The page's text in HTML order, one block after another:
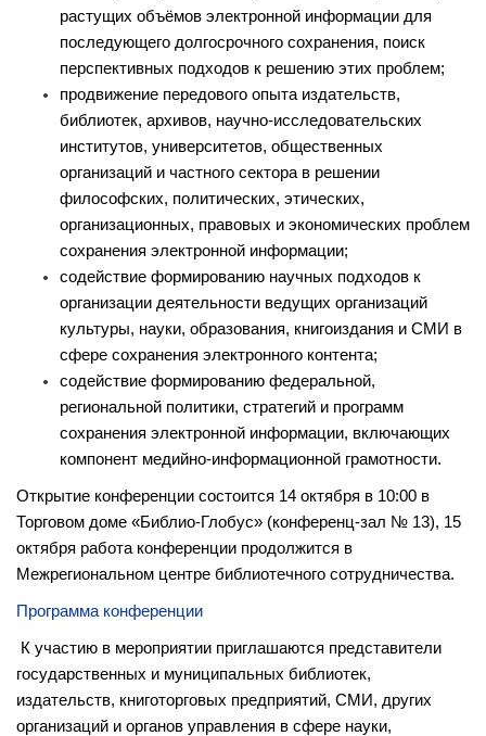
растущих объёмов электронной информации для
последующего долгосрочного сохранения, поиск
перспективных подходов к решению этих проблем;
продвижение передового опыта издательств,
библиотек, архивов, научно-исследовательских
институтов, университетов, общественных
организаций и частного сектора в решении
философских, политических, этических,
организационных, правовых и экономических проблем
сохранения электронной информации;
содействие формированию научных подходов к
организации деятельности ведущих организаций
культуры, науки, образования, книгоиздания и СМИ в
сфере сохранения электронного контента;
содействие формированию федеральной,
региональной политики, стратегий и программ
сохранения электронной информации, включающих
компонент медийно-информационной грамотности.
Открытие конференции состоится 14 октября в 10:00 в
Торговом доме «Библио-Глобус» (конференц-зал № 13), 15
октября работа конференции продолжится в
Межрегиональном центре библиотечного сотрудничества.
Программа конференции
К участию в мероприятии приглашаются представители
государственных и муниципальных библиотек,
издательств, книготорговых предприятий, СМИ, других
организаций и органов управления в сфере науки,